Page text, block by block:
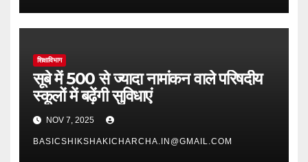
शिक्षाविभाग
सूबे में 500 से ज्यादा नामांकन वाले परिषदीय
स्कूलों में बढ़ेंगी सुविधाएं
NOV 7, 2025
BASICSHIKSHAKICHARCHA.IN@GMAIL.COM